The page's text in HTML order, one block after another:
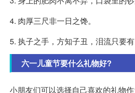
4. 肉厚三尺非一日之馋。
5. 执子之手，方知子丑，泪流只要有
六一儿童节要什么礼物好?
小朋友们可以选择自己喜欢的礼物作